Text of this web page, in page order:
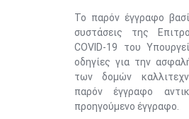
Το παρόν έγγραφο
συστάσεις της
COVID-19 του
οδηγίες για την
των δομών
παρόν έγγραφο
προηγούμενο έγγραφο.